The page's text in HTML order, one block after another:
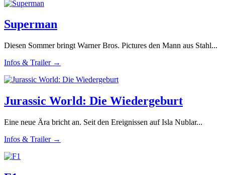
Superman
Diesen Sommer bringt Warner Bros. Pictures den Mann aus Stahl...
Infos & Trailer →
Jurassic World: Die Wiedergeburt
Eine neue Ära bricht an. Seit den Ereignissen auf Isla Nublar...
Infos & Trailer →